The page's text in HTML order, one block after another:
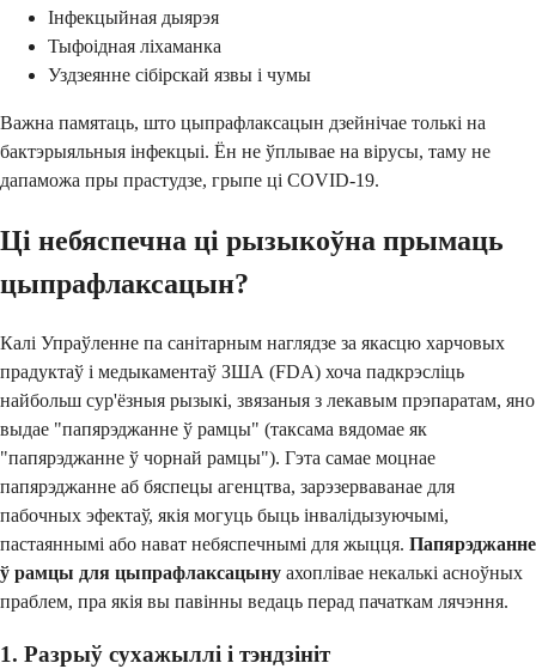
Інфекцыйная дыярэя
Тыфоідная ліхаманка
Уздзеянне сібірскай язвы і чумы
Важна памятаць, што цыпрафлаксацын дзейнічае толькі на
бактэрыяльныя інфекцыі. Ён не ўплывае на вірусы, таму не
дапаможа пры прастудзе, грыпе ці COVID-19.
Ці небяспечна ці рызыкоўна прымаць
цыпрафлаксацын?
Калі Упраўленне па санітарным наглядзе за якасцю харчовых
прадуктаў і медыкаментаў ЗША (FDA) хоча падкрэсліць
найбольш сур'ёзныя рызыкі, звязаныя з лекавым прэпаратам, яно
выдае "папярэджанне ў рамцы" (таксама вядомае як
"папярэджанне ў чорнай рамцы"). Гэта самае моцнае
папярэджанне аб бяспецы агенцтва, зарэзерваванае для
пабочных эфектаў, якія могуць быць інвалідызуючымі,
пастаяннымі або нават небяспечнымі для жыцця. Папярэджанне
ў рамцы для цыпрафлаксацыну ахоплівае некалькі асноўных
праблем, пра якія вы павінны ведаць перад пачаткам лячэння.
1. Разрыў сухажыллі і тэндзініт